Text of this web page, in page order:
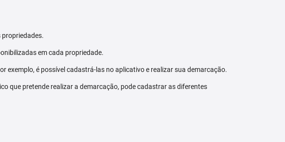
em cada propriedade.
exemplo, é possível cadastrá-las no aplicativo e realizar sua demarcação.
que pretende realizar a demarcação, pode cadastrar as diferentes